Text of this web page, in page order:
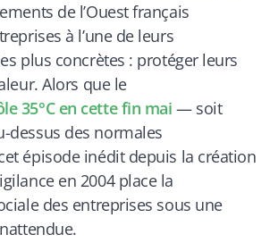
de l’Ouest français
à l’une de leurs
plus concrètes : protéger leurs
Alors que le
35°C en cette fin mai — soit
dessus des normales
épisode inédit depuis la création
en 2004 place la
des entreprises sous une